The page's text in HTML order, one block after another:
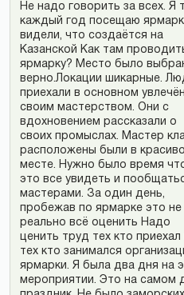
Не надо говорить за всех. Я
каждый год посещаю
видели, что создаётся на
Казанской Как там
ярмарку? Место было
верно.Локации шикарные.
приехали в основном
своим мастерством. Они с
вдохновением рассказали о
своих промыслах. Мастер
расположены были в
месте. Нужно было время
это все увидеть и
мастерами. За один день,
пробежав по ярмарке это не
реально всё оценить Надо
ценить труд тех кто приехал
тех кто занимался
ярмарки. Я была два дня на
мероприятии. Это на самом